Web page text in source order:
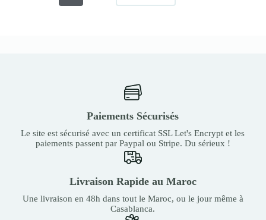
Paiements Sécurisés
Le site est sécurisé avec un certificat SSL Let's Encrypt et les
paiements passent par Paypal ou Stripe. Du sérieux !
Livraison Rapide au Maroc
Une livraison en 48h dans tout le Maroc, ou le jour même à
Casablanca.